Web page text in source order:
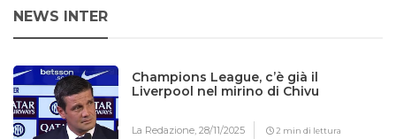
NEWS INTER
Champions League, c’è già il
Liverpool nel mirino di Chivu
La Redazione,28/11/2025 2 min di lettura